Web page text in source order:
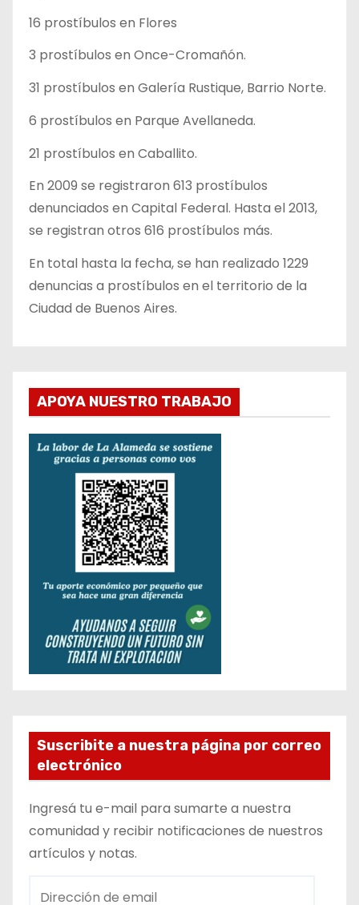
16 prostíbulos en Flores
3 prostíbulos en Once-Cromañón.
31 prostíbulos en Galería Rustique, Barrio Norte.
6 prostíbulos en Parque Avellaneda.
21 prostíbulos en Caballito.
En 2009 se registraron 613 prostíbulos
denunciados en Capital Federal. Hasta el 2013,
se registran otros 616 prostíbulos más.
En total hasta la fecha, se han realizado 1229
denuncias a prostíbulos en el territorio de la
Ciudad de Buenos Aires.
APOYA NUESTRO TRABAJO
Suscribite a nuestra página por correo
electrónico
Ingresá tu e-mail para sumarte a nuestra
comunidad y recibir notificaciones de nuestros
artículos y notas.